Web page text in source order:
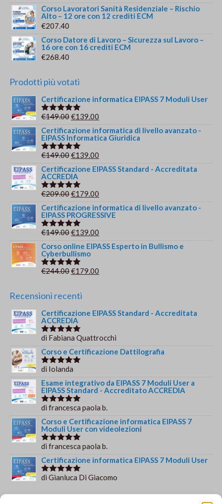
Corso Lavoratori Sanità Residenziale – Rischio
Alto – 12 ore con 12 crediti ECM
€207.40
Corso Datore di Lavoro – Sicurezza sul Lavoro –
16 ore con 16 crediti ECM
€268.40
Prodotti più votati
Certificazione informatica EIPASS 7 Moduli User
Valutato
€149.00Il
prezzo
originale
era:
€139.00
prezzo
attuale
Certificazione informatica di livello avanzato -
EIPASS Informatica Giuridica
Valutato
€149.00Il
prezzo
originale
era:
€139.00
prezzo
Certificazione EIPASS Standard - Accreditata
ACCREDIA
Valutato
€209.00Il
prezzo
originale
era:
€179.00
prezzo
attuale
Certificazione informatica di livello avanzato -
EIPASS PROGRESSIVE
Valutato
€149.00Il
prezzo
originale
era:
€139.00
prezzo
Corso online EIPASS Esperto in Bullismo e
Cyberbullismo
Valutato
€244.00Il
originale
€244.00.
€179.00
€179.00.
Recensioni recenti
Certificazione EIPASS Standard - Accreditata
ACCREDIA
Valutato5
di Fabiana Quattrocchi
Corso e Certificazione Dattilografia
Valutato5
di Iolanda
Esame integrativo da EIPASS 7 Moduli User a
EIPASS Standard - Accreditato ACCREDIA
Valutato5
di francesca paola b.
Corso e Certificazione informatica EIPASS 7
Moduli User con videolezioni
Valutato5
di francesca paola b.
Certificazione informatica EIPASS 7 Moduli User
Valutato5
di Gianluca Di Giacomo